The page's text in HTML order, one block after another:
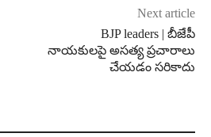
Next article
BJP leaders | బీజేపీ
నాయకులపై అసత్య ప్రచారాలు
చేయడం సరికాదు